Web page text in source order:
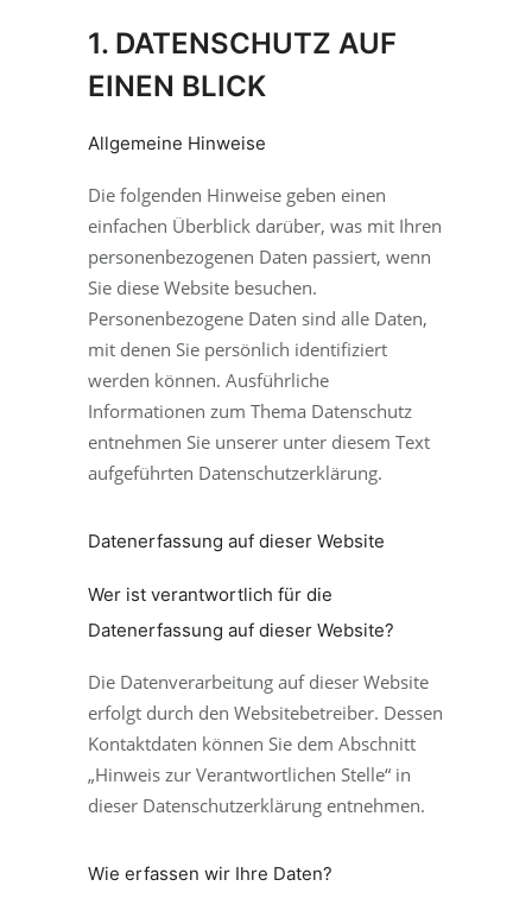
1. DATENSCHUTZ AUF
EINEN BLICK
Allgemeine Hinweise
Die folgenden Hinweise geben einen
einfachen Überblick darüber, was mit Ihren
personenbezogenen Daten passiert, wenn
Sie diese Website besuchen.
Personenbezogene Daten sind alle Daten,
mit denen Sie persönlich identifiziert
werden können. Ausführliche
Informationen zum Thema Datenschutz
entnehmen Sie unserer unter diesem Text
aufgeführten Datenschutzerklärung.
Datenerfassung auf dieser Website
Wer ist verantwortlich für die
Datenerfassung auf dieser Website?
Die Datenverarbeitung auf dieser Website
erfolgt durch den Websitebetreiber. Dessen
Kontaktdaten können Sie dem Abschnitt
„Hinweis zur Verantwortlichen Stelle“ in
dieser Datenschutzerklärung entnehmen.
Wie erfassen wir Ihre Daten?